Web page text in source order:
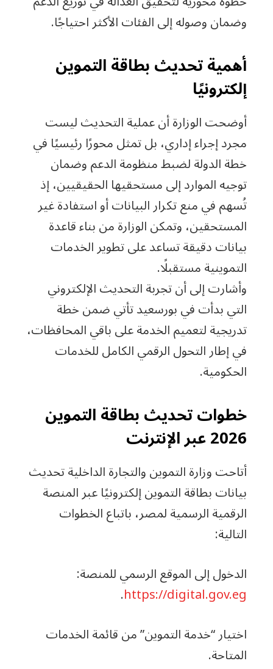
وضمان وصوله إلى الفئات الأكثر احتياجًا.
أهمية تحديث بطاقة التموين
إلكترونيًا
أوضحت الوزارة أن عملية التحديث ليست
مجرد إجراء إداري، بل تمثل محورًا رئيسيًا في
خطة الدولة لضبط منظومة الدعم وضمان
توجيه الموارد إلى مستحقيها الحقيقيين، إذ
تُسهم في منع تكرار البيانات أو استفادة غير
المستحقين، وتمكن الوزارة من بناء قاعدة
بيانات دقيقة تساعد على تطوير الخدمات
التموينية مستقبلًا.
وأشارت إلى أن تجربة التحديث الإلكتروني
التي بدأت في بورسعيد تأتي ضمن خطة
تدريجية لتعميم الخدمة على باقي المحافظات،
في إطار التحول الرقمي الكامل للخدمات
الحكومية.
خطوات تحديث بطاقة التموين
2026 عبر الإنترنت
أتاحت وزارة التموين والتجارة الداخلية تحديث
بيانات بطاقة التموين إلكترونيًا عبر المنصة
الرقمية الرسمية لمصر، باتباع الخطوات
التالية:
الدخول إلى الموقع الرسمي للمنصة:
https://digital.gov.eg
.
اختيار “خدمة التموين” من قائمة الخدمات
المتاحة.